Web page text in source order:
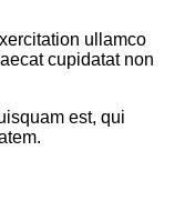
ullamco
cupidatat non
est, qui